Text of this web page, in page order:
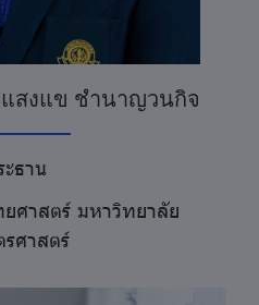
สงแข ชำนาญวนกิจ
ะธาน
ศาสตร์ มหาวิทยาลัย
รศาสตร์